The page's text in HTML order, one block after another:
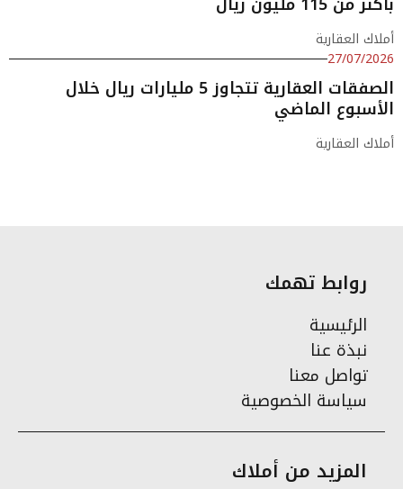
أملاك العقارية
27/07/2026
الصفقات العقارية تتجاوز 5 مليارات ريال خلال
الأسبوع الماضي
أملاك العقارية
روابط تهمك
الرئيسية
نبذة عنا
تواصل معنا
سياسة الخصوصية
المزيد من أملاك